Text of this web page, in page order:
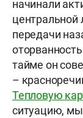
начинали
центральной
передачи
тайме он
–
Тепловую
ситуацию,